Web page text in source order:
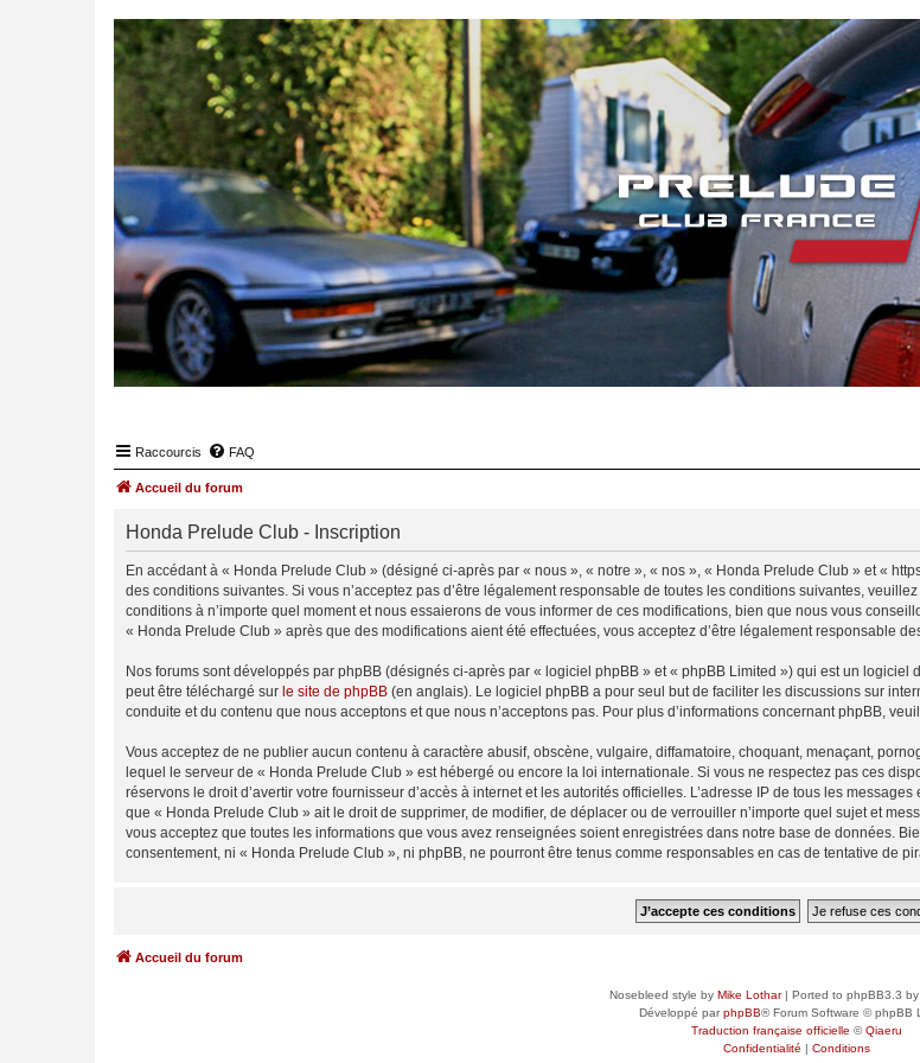
Raccourcis FAQ
Accueil du forum
Honda Prelude Club - Inscription
En accédant à « Honda Prelude Club » (désigné ci-après par « nous », « notre », « nos », « Honda Prelude Club » et «
des conditions suivantes. Si vous n’acceptez pas d’être légalement responsable de toutes les conditions suivantes,
conditions à n’importe quel moment et nous essaierons de vous informer de ces modifications, bien que nous vous
« Honda Prelude Club » après que des modifications aient été effectuées, vous acceptez d’être légalement responsable
Nos forums sont développés par phpBB (désignés ci-après par « logiciel phpBB » et « phpBB Limited ») qui est un logiciel
peut être téléchargé sur le site de phpBB (en anglais). Le logiciel phpBB a pour seul but de faciliter les discussions sur
conduite et du contenu que nous acceptons et que nous n’acceptons pas. Pour plus d’informations concernant phpBB,
Vous acceptez de ne publier aucun contenu à caractère abusif, obscène, vulgaire, diffamatoire, choquant, menaçant,
lequel le serveur de « Honda Prelude Club » est hébergé ou encore la loi internationale. Si vous ne respectez pas ces
réservons le droit d’avertir votre fournisseur d’accès à internet et les autorités officielles. L’adresse IP de tous les
que « Honda Prelude Club » ait le droit de supprimer, de modifier, de déplacer ou de verrouiller n’importe quel sujet et
vous acceptez que toutes les informations que vous avez renseignées soient enregistrées dans notre base de données.
consentement, ni « Honda Prelude Club », ni phpBB, ne pourront être tenus comme responsables en cas de tentative de
Accueil du forum
Nosebleed style by Mike Lothar| Ported to phpBB3.3 by
Développé parphpBB® Forum Software © phpBB
Traduction française officielle ©Qiaeru
Confidentialité | Conditions